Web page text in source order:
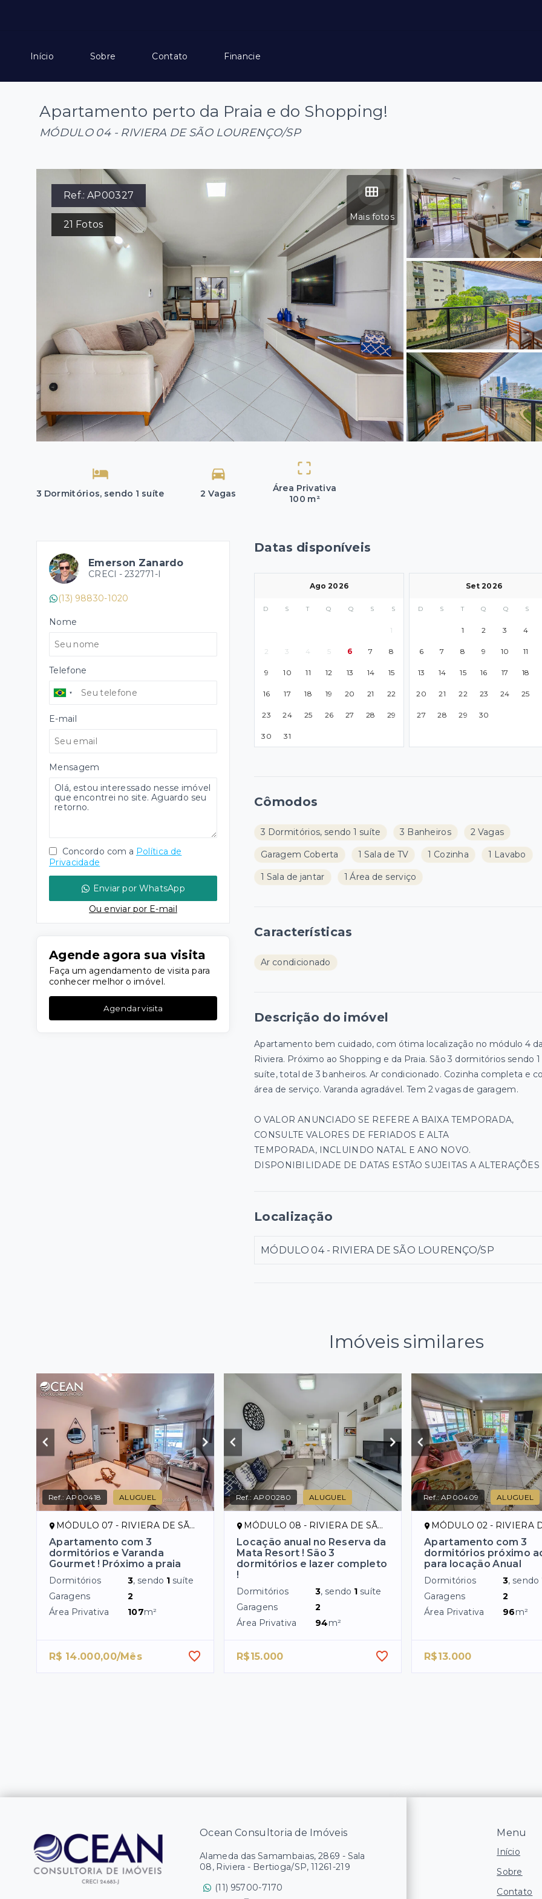
Início Sobre Contato Financie
Apartamento perto da Praia e do Shopping!
MÓDULO 04 - RIVIERA DE SÃO LOURENÇO/SP
Mais fotos
Ref.:AP00327
21 Fotos
3 Dormitórios, sendo 1 suíte 2 Vagas
Área Privativa
100 m²
Emerson Zanardo
CRECI - 232771-I
(13) 98830-1020
Nome
Telefone
E-mail
Mensagem
Concordo com a Política de
Privacidade
Enviar por WhatsApp
Ou enviar por E-mail
Agende agora sua visita
Faça um agendamento de visita para
conhecer melhor o imóvel.
Agendar visita
Datas disponíveis
Ago 2026
D S T Q Q S S
1
2 3 4 5 6 7 8
9 10 11 12 13 14 15
16 17 18 19 20 21 22
23 24 25 26 27 28 29
30 31
Set 2026
D S T Q Q S
1 2 3 4
6 7 8 9 10 11
13 14 15 16 17 18
20 21 22 23 24 25
27 28 29 30
Cômodos
3 Dormitórios, sendo 1 suíte 3 Banheiros 2 Vagas
Garagem Coberta 1 Sala de TV 1 Cozinha 1 Lavabo
1 Sala de jantar 1 Área de serviço
Características
Ar condicionado
Descrição do imóvel
Apartamento bem cuidado, com ótima localização no módulo 4 da
Riviera. Próximo ao Shopping e da Praia. São 3 dormitórios sendo 1
suíte, total de 3 banheiros. Ar condicionado. Cozinha completa e
área de serviço. Varanda agradável. Tem 2 vagas de garagem.
O VALOR ANUNCIADO SE REFERE A BAIXA TEMPORADA,
CONSULTE VALORES DE FERIADOS E ALTA
TEMPORADA, INCLUINDO NATAL E ANO NOVO.
DISPONIBILIDADE DE DATAS ESTÃO SUJEITAS A ALTERAÇÕES
Localização
MÓDULO 04 - RIVIERA DE SÃO LOURENÇO/SP
Imóveis similares
Ref.:AP00418 ALUGUEL
MÓDULO 07 - RIVIERA DE SÃO LOURENÇO/SP
Apartamento com 3
dormitórios e Varanda
Gourmet ! Próximo a praia
Dormitórios 3, sendo 1 suíte
Garagens
2
Área Privativa
107m²
R$ 14.000,00/Mês
Ref.:AP00280 ALUGUEL
MÓDULO 08 - RIVIERA DE SÃO LOURENÇO/SP
Locação anual no Reserva da
Mata Resort ! São 3
dormitórios e lazer completo
!
Dormitórios 3, sendo 1 suíte
Garagens
2
Área Privativa
94m²
R$15.000
Ref.:AP00409 ALUGUEL
MÓDULO 02 - RIVIERA DE SÃO
Apartamento com 3
dormitórios próximo
para locação Anual
Dormitórios 3, sendo
Garagens
2
Área Privativa
96m²
R$13.000
Menu
Início
Sobre
Contato
Ocean Consultoria de Imóveis
Alameda das Samambaias, 2869 - Sala
08, Riviera - Bertioga/SP, 11261-219
(11) 95700-7170